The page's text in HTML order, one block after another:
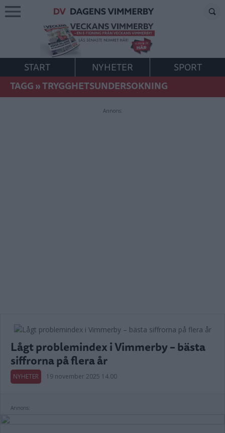
START NYHETER
SPORT
TAGG»TRYGGHETSUNDERSOKNING
Annons:
Lågt problemindex i Vimmerby – bästa
siffrorna på flera år
NYHETER 19 november 2025 14.00
Annons: